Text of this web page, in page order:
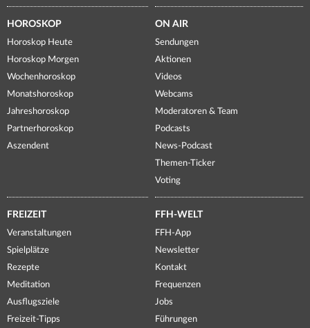
HOROSKOP
Horoskop Heute
Horoskop Morgen
Wochenhoroskop
Monatshoroskop
Jahreshoroskop
Partnerhoroskop
Aszendent
ON AIR
Sendungen
Aktionen
Videos
Webcams
Moderatoren & Team
Podcasts
News-Podcast
Themen-Ticker
Voting
FREIZEIT
Veranstaltungen
Spielplätze
Rezepte
Meditation
Ausflugsziele
Freizeit-Tipps
FFH-WELT
FFH-App
Newsletter
Kontakt
Frequenzen
Jobs
Führungen